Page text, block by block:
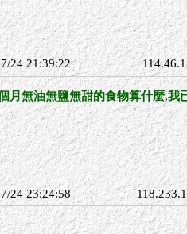
24 21:39:22
無油無鹽無甜的食物算什麼,我
24 23:24:58